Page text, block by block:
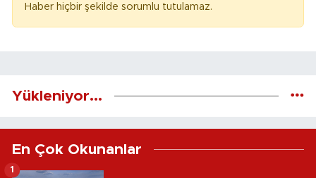
Haber hiçbir şekilde sorumlu tutulamaz.
Yükleniyor...
En Çok Okunanlar
1